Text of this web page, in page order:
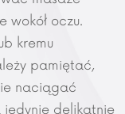
wokół oczu.
kremu
pamiętać,
naciągać
delikatnie